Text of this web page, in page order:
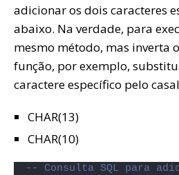
adicionar os dois caracteres
abaixo. Na verdade, para
mesmo método, mas inverta
função, por exemplo,
caractere específico pelo
CHAR(13)
CHAR(10)
-- Consulta SQL para